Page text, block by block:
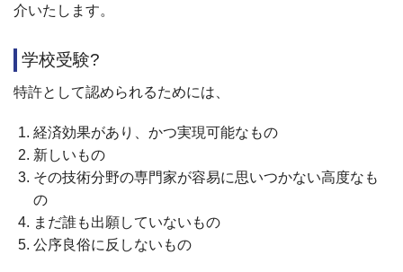
介いたします。
学校受験?
特許として認められるためには、
経済効果があり、かつ実現可能なもの
新しいもの
その技術分野の専門家が容易に思いつかない高度なも
の
まだ誰も出願していないもの
公序良俗に反しないもの